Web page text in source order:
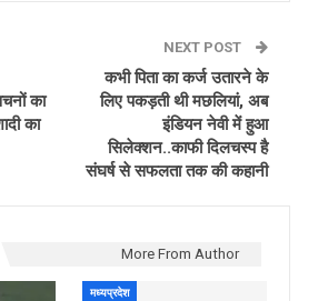
का
का
NEXT POST
कभी पिता का कर्ज उतारने के
लिए पकड़ती थी मछलियां, अब
इंडियन नेवी में हुआ
सिलेक्शन..काफी दिलचस्प है
संघर्ष से सफलता तक की कहानी
More From Author
मध्यप्रदेश